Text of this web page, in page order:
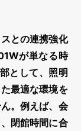
との連携強化
が単なる時
として、照明
最適な環境を
。例えば、会
閉館時間に合